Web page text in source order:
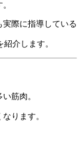
際に指導している
介します。
筋肉。
ります。